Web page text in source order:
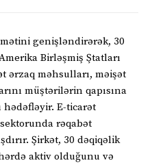
genişləndirərək, 30
Birləşmiş Ştatları
ərzaq məhsulları, məişət
müştərilərin qapısına
hədəfləyir. E-ticarət
sektorunda rəqabət
Şirkət, 30 dəqiqəlik
aktiv olduğunu və